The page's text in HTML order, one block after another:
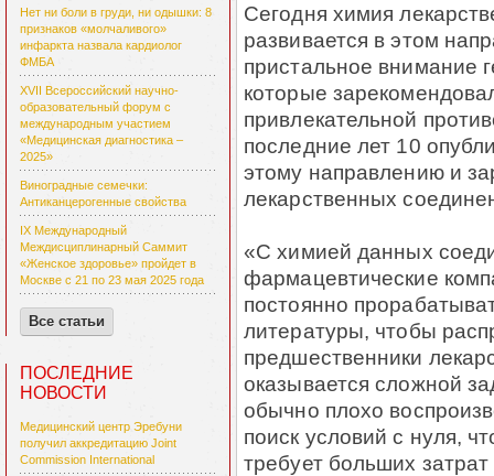
Нет ни боли в груди, ни одышки: 8
признаков «молчаливого»
инфаркта назвала кардиолог
ФМБА
XVII Всероссийский научно-
образовательный форум с
международным участием
«Медицинская диагностика –
2025»
Виноградные семечки:
Антиканцерогенные свойства
IX Международный
Междисциплинарный Саммит
«Женское здоровье» пройдет в
Москве с 21 по 23 мая 2025 года
Все статьи
ПОСЛЕДНИЕ
НОВОСТИ
Медицинский центр Эребуни
получил аккредитацию Joint
Commission International
Сегодня химия
развивается в этом
пристальное внимание
которые
привлекательной
последние лет 10
этому направлению и
лекарственных
«С химией данных
фармацевтические
постоянно
литературы, чтобы
предшественники
оказывается сложной
обычно плохо
поиск условий с нуля,
требует больших